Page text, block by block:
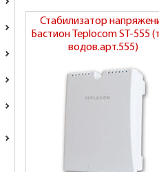
Стабилизатор
Бастион Teplocom ST-555
водов.арт.555)